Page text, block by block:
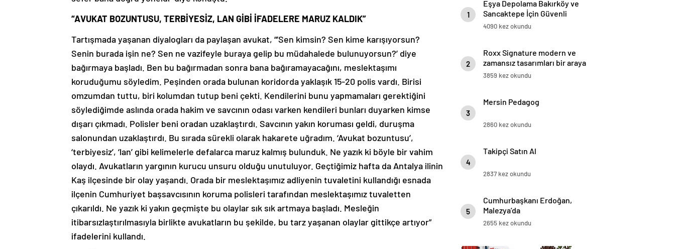
“AVUKAT BOZUNTUSU, TERBİYESİZ, LAN GİBİ İFADELERE MARUZ KALDIK”
Tartışmada yaşanan diyalogları da paylaşan avukat, “’Sen kimsin? Sen kime karışıyorsun?
Senin burada işin ne? Sen ne vazifeyle buraya gelip bu müdahalede bulunuyorsun?’ diye
bağırmaya başladı. Ben bu bağırmadan sonra bana bağıramayacağını, meslektaşımı
koruduğumu söyledim. Peşinden orada bulunan koridorda yaklaşık 15-20 polis vardı. Birisi
omzumdan tuttu, biri kolumdan tutup beni çekti. Kendilerini bunu yapmamaları gerektiğini
söylediğimde aslında orada hakim ve savcının odası varken kendileri bunları duyarken kimse
dışarı çıkmadı. Polisler beni oradan uzaklaştırdı. Savcının yakın koruması geldi, duruşma
salonundan uzaklaştırdı. Bu sırada sürekli olarak hakarete uğradım. ‘Avukat bozuntusu’,
‘terbiyesiz’, ‘lan’ gibi kelimelerle defalarca maruz kalmış bulunduk. Ne yazık ki böyle bir vahim
olaydı. Avukatların yargının kurucu unsuru olduğu unutuluyor. Geçtiğimiz hafta da Antalya ilinin
Kaş ilçesinde bir olay yaşandı. Orada bir meslektaşımız adliyenin tuvaletini kullandığı esnada
ilçenin Cumhuriyet başsavcısının koruma polisleri tarafından meslektaşımız tuvaletten
çıkarıldı. Ne yazık ki yakın geçmişte bu olaylar sık sık artmaya başladı. Mesleğin
itibarsızlaştırılmasıyla birlikte avukatların bu şekilde, bu tarz yaşanan olaylar gittikçe artıyor”
ifadelerini kullandı.
1
Eşya Depolama Bakırköy ve
Sancaktepe İçin Güvenli
İklimlendirmeli Çözüm
4090 kez okundu
2
Roxx Signature modern ve
zamansız tasarımları bir araya
getiriyor
3859 kez okundu
3
Mersin Pedagog
2860 kez okundu
4
Takipçi Satın Al
2837 kez okundu
5
Cumhurbaşkanı Erdoğan,
Malezya’da
2655 kez okundu